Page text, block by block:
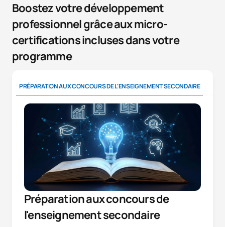
Boostez votre développement
professionnel grâce aux micro-
certifications incluses dans votre
programme
PRÉPARATION AUX CONCOURS DE L'ENSEIGNEMENT SECONDAIRE
Préparation aux concours de
l'enseignement secondaire